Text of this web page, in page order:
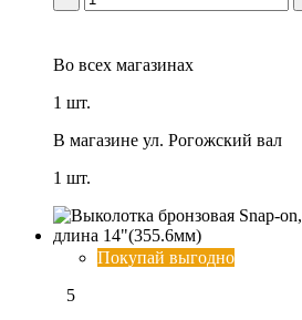
Во всех магазинах
1 шт.
В магазине ул. Рогожский вал
1 шт.
Покупай выгодно
5